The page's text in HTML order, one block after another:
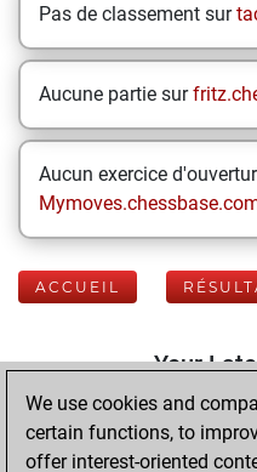
Pas de classement sur
Aucune partie sur
Aucun exercice
ACCUEIL
Your
Activity
We use cookies and
certain functions, to
offer interest-oriented